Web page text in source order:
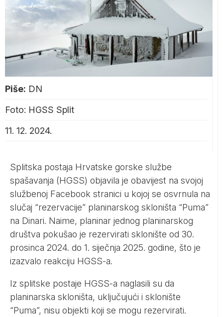
Piše: DN
Foto: HGSS Split
11. 12. 2024.
Splitska postaja Hrvatske gorske službe
spašavanja (HGSS) objavila je obavijest na svojoj
službenoj Facebook stranici u kojoj se osvrnula na
slučaj “rezervacije” planinarskog skloništa “Puma”
na Dinari. Naime, planinar jednog planinarskog
društva pokušao je rezervirati sklonište od 30.
prosinca 2024. do 1. siječnja 2025. godine, što je
izazvalo reakciju HGSS-a.
Iz splitske postaje HGSS-a naglasili su da
planinarska skloništa, uključujući i sklonište
“Puma”, nisu objekti koji se mogu rezervirati.